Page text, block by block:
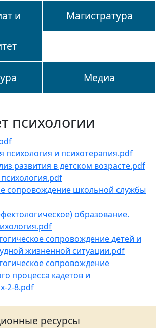
и Магистратура
Медиа
психологии
психология и психотерапия.pdf
развития в детском возрасте.pdf
сопровождение школьной службы
образование.
сопровождение детей и
жизненной ситуации.pdf
сопровождение
процесса кадетов и
2-8.pdf
ресурсы